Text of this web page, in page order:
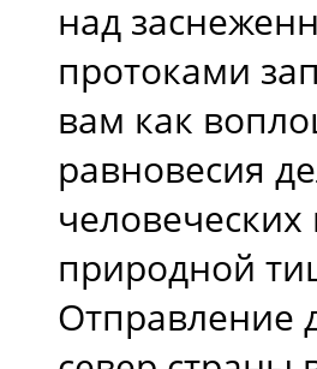
над
протоками
вам как
равновесия
человеческих
природной
Отправление